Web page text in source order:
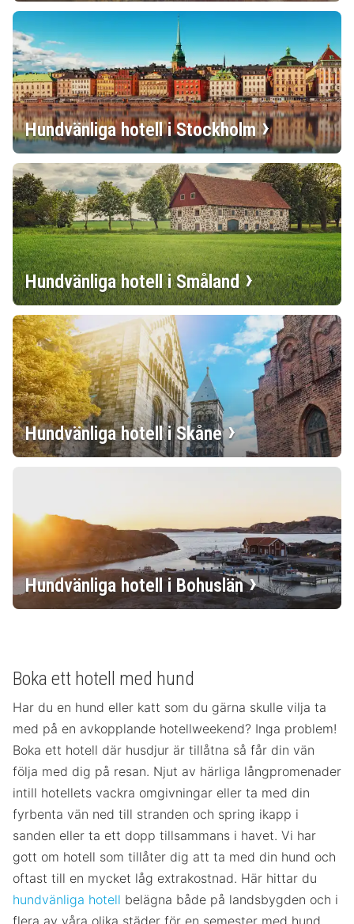
Hundvänliga hotell i Stockholm
Hundvänliga hotell i Småland
Hundvänliga hotell i Skåne
Hundvänliga hotell i Bohuslän
Boka ett hotell med hund
Har du en hund eller katt som du gärna skulle vilja ta
med på en avkopplande hotellweekend? Inga problem!
Boka ett hotell där husdjur är tillåtna så får din vän
följa med dig på resan. Njut av härliga långpromenader
intill hotellets vackra omgivningar eller ta med din
fyrbenta vän ned till stranden och spring ikapp i
sanden eller ta ett dopp tillsammans i havet. Vi har
gott om hotell som tillåter dig att ta med din hund och
oftast till en mycket låg extrakostnad. Här hittar du
hundvänliga hotell belägna både på landsbygden och i